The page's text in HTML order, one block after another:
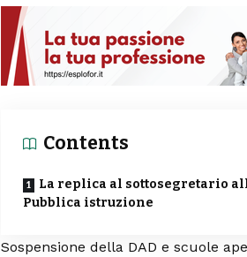
Contents
La replica al sottosegretario
Pubblica istruzione
Sospensione della DAD e scuole